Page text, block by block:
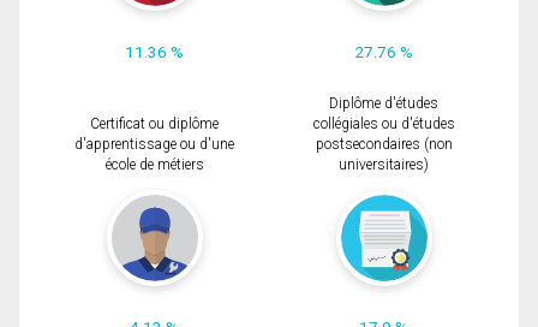
11.36 % 27.76 %
Certificat ou diplôme
d'apprentissage ou d'une
école de métiers
Diplôme d'études
collégiales ou d'études
postsecondaires (non
universitaires)